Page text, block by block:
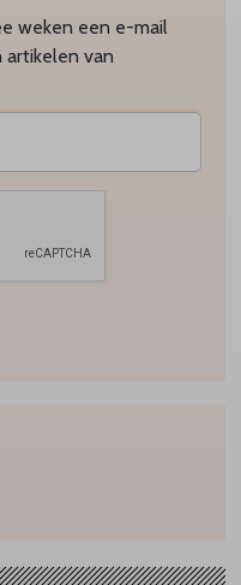
weken een e-mail
artikelen van